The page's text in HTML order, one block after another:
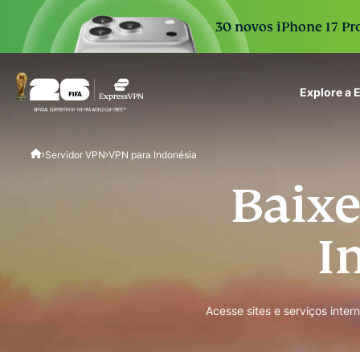
30 novos iPhone 17
Explore a
scale.
Servidor VPN VPN para Indonésia
Acesse sites e serviços